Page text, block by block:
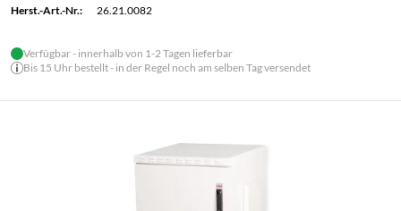
Herst.-Art.-Nr.:
26.21.0082
Verfügbar - innerhalb von 1-2 Tagen lieferbar
Bis 15 Uhr bestellt - in der Regel noch am selben Tag versendet